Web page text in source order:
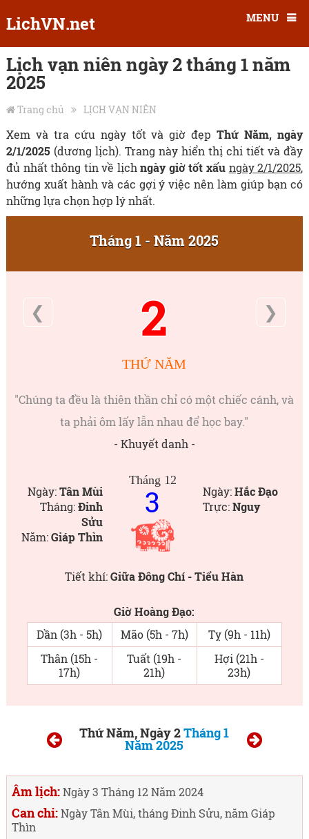
LichVN.net MENU
Lịch vạn niên ngày 2 tháng 1 năm
2025
Trang chủ LỊCH VẠN NIÊN
Xem và tra cứu ngày tốt và giờ đẹpThứ Năm, ngày
2/1/2025 (dương lịch). Trang này hiển thị chi tiết và đầy
đủ nhất thông tin về lịchngày giờ tốt xấu ngày 2/1/2025,
hướng xuất hành và các gợi ý việc nên làm giúp bạn có
những lựa chọn hợp lý nhất.
Tháng 1 - Năm 2025
❮ 2 ❯
THỨ NĂM
"Chúng ta đều là thiên thần chỉ có một chiếc cánh, và
ta phải ôm lấy lẫn nhau để học bay."
- Khuyết danh -
Ngày:Tân Mùi
Tháng:Đinh
Sửu
Năm:Giáp Thìn
Tháng 12
3 Ngày:Hắc Đạo
Trực:Nguy
Tiết khí:Giữa Đông Chí - Tiểu Hàn
Giờ Hoàng Đạo:
Dần (3h - 5h)
Mão (5h - 7h)
Tỵ (9h - 11h)
Thân (15h -
17h)
Tuất (19h -
21h)
Hợi (21h -
23h)
Thứ Năm, Ngày 2Tháng 1
Năm 2025
Âm lịch:Ngày 3 Tháng 12 Năm 2024
Can chi:Ngày Tân Mùi, tháng Đinh Sửu, năm Giáp
Thìn